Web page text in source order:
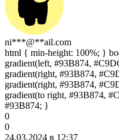
ni***@**ail.com
html { min-height: 100%; }
gradient(left, #93B874,
gradient(right, #93B874,
gradient(right, #93B874,
gradient(to right, #93B874,
#93B874; }
0
0
24.03.2024 в 12:37